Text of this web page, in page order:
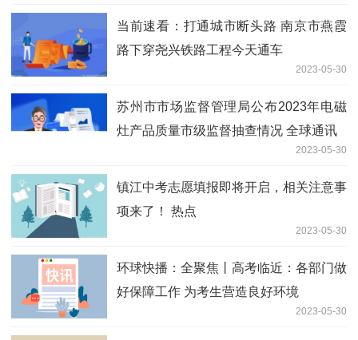
当前速看：打通城市断头路 南京市燕霞
路下穿尧兴铁路工程今天通车
2023-05-30
苏州市市场监督管理局公布2023年电磁
灶产品质量市级监督抽查情况 全球通讯
2023-05-30
镇江中考志愿填报即将开启，相关注意事
项来了！ 热点
2023-05-30
环球快播：全聚焦丨高考临近：各部门做
好保障工作 为考生营造良好环境
2023-05-30